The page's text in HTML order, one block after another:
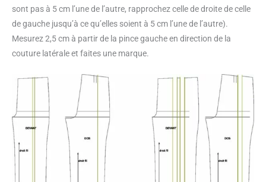
sont pas à 5 cm l’une de l’autre, rapprochez celle de droite de celle
de gauche jusqu’à ce qu’elles soient à 5 cm l’une de l’autre).
Mesurez 2,5 cm à partir de la pince gauche en direction de la
couture latérale et faites une marque.